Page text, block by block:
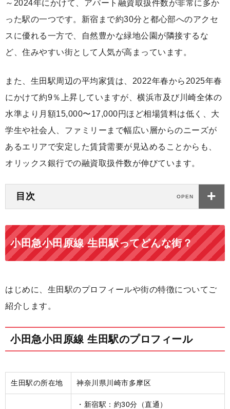
～2024年にかけて、アパート融資取扱件数が非常に多か
った駅の一つです。新宿まで約30分と都心部へのアクセ
スに優れる一方で、自然豊かな緑地公園が隣接するな
ど、住みやすい街として人気が高まっています。
また、生田駅周辺の平均家賃は、2022年春から2025年春
にかけて約9％上昇していますが、横浜市及び川崎全体の
水準より月額15,000〜17,000円ほど相場賃料は低く、大
学生や社会人、ファミリーまで幅広い層からのニーズが
あるエリアで安定した賃貸需要が見込めることからも、
オリックス銀行での融資取扱件数が伸びています。
目次
小田急小田原線 生田駅ってどんな街？
はじめに、生田駅のプロフィールや街の特徴についてご
紹介します。
小田急小田原線 生田駅のプロフィール
生田駅の所在地 神奈川県川崎市多摩区
・新宿駅：約30分（直通）